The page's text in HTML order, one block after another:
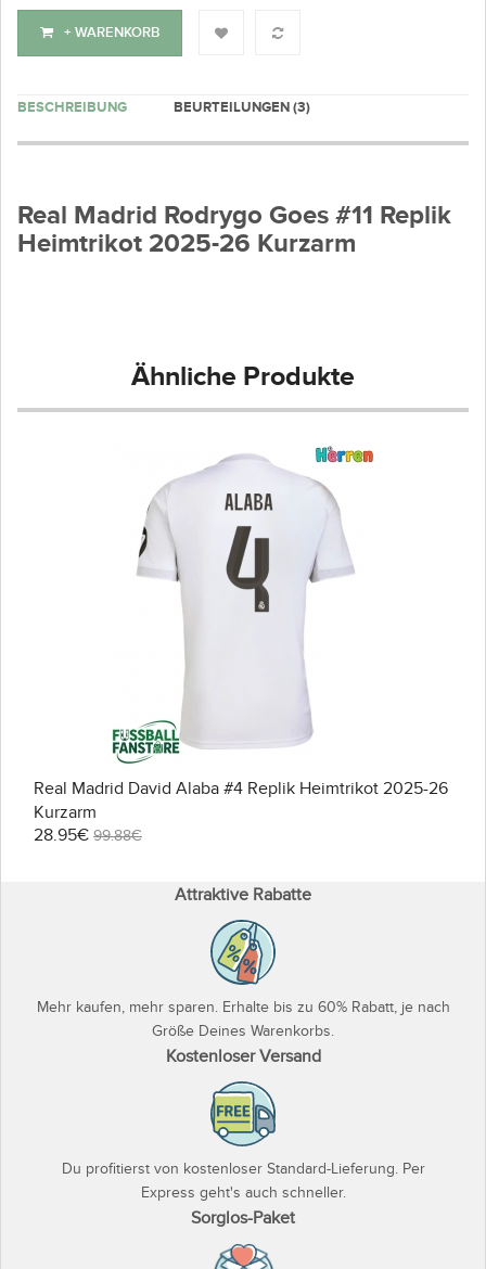
+ WARENKORB
BESCHREIBUNG BEURTEILUNGEN (3)
Real Madrid Rodrygo Goes #11 Replik
Heimtrikot 2025-26 Kurzarm
Ähnliche Produkte
Real Madrid David Alaba #4 Replik Heimtrikot 2025-26
Kurzarm
28.95€ 99.88€
Attraktive Rabatte
Mehr kaufen, mehr sparen. Erhalte bis zu 60% Rabatt, je nach
Größe Deines Warenkorbs.
Kostenloser Versand
Du profitierst von kostenloser Standard-Lieferung. Per
Express geht's auch schneller.
Sorglos-Paket